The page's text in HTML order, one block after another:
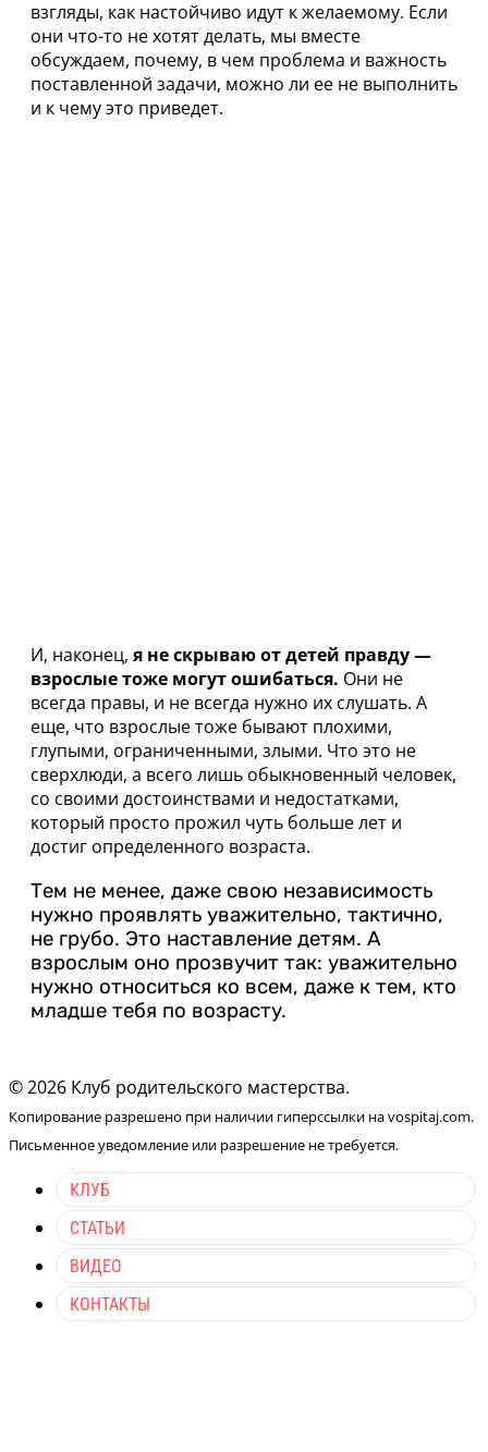
взгляды, как настойчиво идут к желаемому. Если
они что-то не хотят делать, мы вместе
обсуждаем, почему, в чем проблема и важность
поставленной задачи, можно ли ее не выполнить
и к чему это приведет.
И, наконец, я не скрываю от детей правду —
взрослые тоже могут ошибаться. Они не
всегда правы, и не всегда нужно их слушать. А
еще, что взрослые тоже бывают плохими,
глупыми, ограниченными, злыми. Что это не
сверхлюди, а всего лишь обыкновенный человек,
со своими достоинствами и недостатками,
который просто прожил чуть больше лет и
достиг определенного возраста.
Тем не менее, даже свою независимость
нужно проявлять уважительно, тактично,
не грубо. Это наставление детям. А
взрослым оно прозвучит так: уважительно
нужно относиться ко всем, даже к тем, кто
младше тебя по возрасту.
© 2026 Клуб родительского мастерства.
Копирование разрешено при наличии гиперссылки на vospitaj.com.
Письменное уведомление или разрешение не требуется.
КЛУБ
СТАТЬИ
ВИДЕО
КОНТАКТЫ